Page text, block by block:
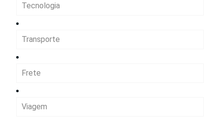
Tecnologia
Transporte
Frete
Viagem